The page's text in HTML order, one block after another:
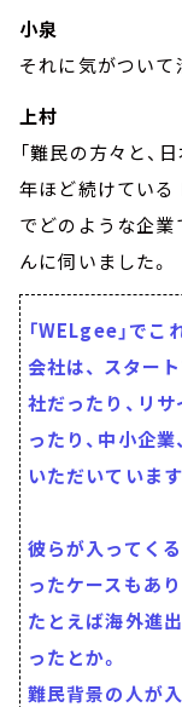
小泉
それに気がついて
上村
「難民の方々と、
年ほど続けている
でどのような企業
んに伺いました。
「WELgee」で
会社は、 スター
社だったり、リ
ったり、中小企
いただいています
彼らが入ってく
ったケースもあり
たとえば海外進
ったとか。
難民背景の人が